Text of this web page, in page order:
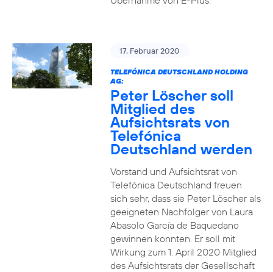
17. Februar 2020
TELEFÓNICA DEUTSCHLAND HOLDING
AG:
Peter Löscher soll
Mitglied des
Aufsichtsrats von
Telefónica
Deutschland werden
Vorstand und Aufsichtsrat von
Telefónica Deutschland freuen
sich sehr, dass sie Peter Löscher als
geeigneten Nachfolger von Laura
Abasolo García de Baquedano
gewinnen konnten. Er soll mit
Wirkung zum 1. April 2020 Mitglied
des Aufsichtsrats der Gesellschaft